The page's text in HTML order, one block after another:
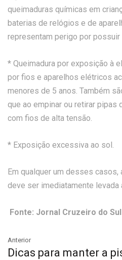
queimaduras químicas em
baterias de relógios e de
representam perigo por
* Queimadura por exposição à
por fios e aparelhos elétricos
menores de 5 anos. Também
que ao empinar ou retirar pipas
com fios de alta tensão.
* Exposição excessiva ao sol.
Em qualquer um desses casos,
deve ser imediatamente levada
Fonte: Jornal Cruzeiro do
Anterior
Dicas para manter a